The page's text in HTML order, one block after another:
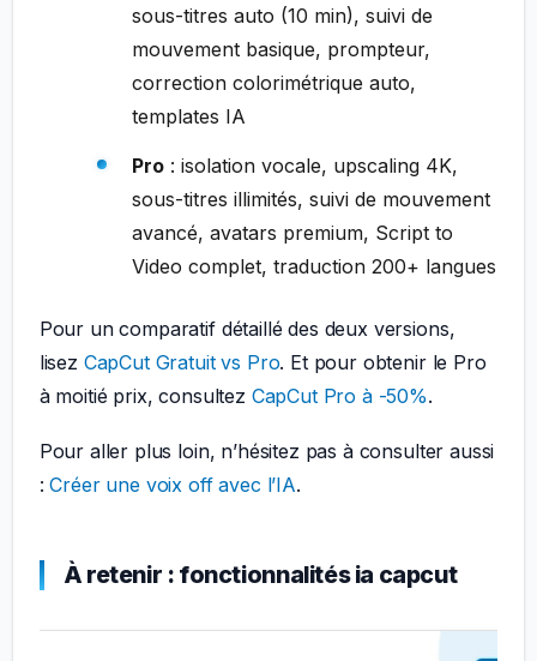
sous-titres auto (10 min), suivi de
mouvement basique, prompteur,
correction colorimétrique auto,
templates IA
Pro: isolation vocale, upscaling 4K,
sous-titres illimités, suivi de mouvement
avancé, avatars premium, Script to
Video complet, traduction 200+ langues
Pour un comparatif détaillé des deux versions,
lisez CapCut Gratuit vs Pro. Et pour obtenir le Pro
à moitié prix, consultez CapCut Pro à -50%.
Pour aller plus loin, n’hésitez pas à consulter aussi
:Créer une voix off avec l’IA.
À retenir : fonctionnalités ia capcut